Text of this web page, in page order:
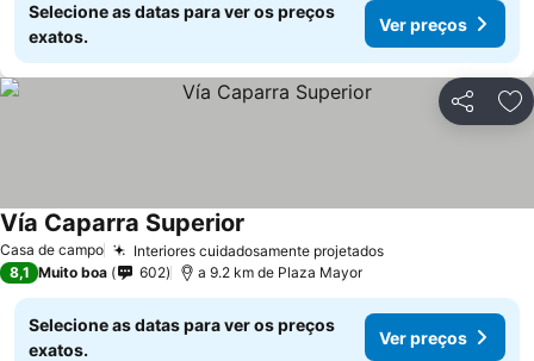
Selecione as datas para ver os preços
exatos.
Ver preços
Partilhar
Casa de campo Interiores cuidadosamente projetadosVer preços
Vía Caparra Superior
8,1 Muito boa 602 a 9.2 km de Plaza Mayor
Selecione as datas para ver os preços
exatos.
Ver preços